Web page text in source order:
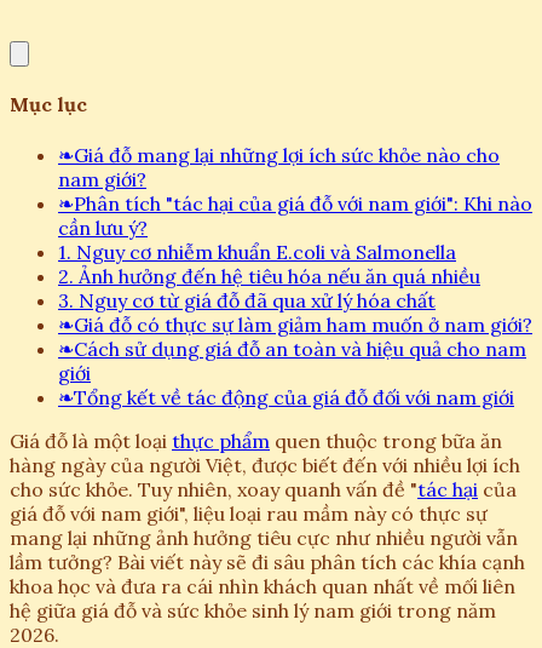
Mục lục
❧Giá đỗ mang lại những lợi ích sức khỏe nào cho
nam giới?
❧Phân tích "tác hại của giá đỗ với nam giới": Khi nào
cần lưu ý?
1. Nguy cơ nhiễm khuẩn E.coli và Salmonella
2. Ảnh hưởng đến hệ tiêu hóa nếu ăn quá nhiều
3. Nguy cơ từ giá đỗ đã qua xử lý hóa chất
❧Giá đỗ có thực sự làm giảm ham muốn ở nam giới?
❧Cách sử dụng giá đỗ an toàn và hiệu quả cho nam
giới
❧Tổng kết về tác động của giá đỗ đối với nam giới
Giá đỗ là một loại thực phẩm quen thuộc trong bữa ăn
hàng ngày của người Việt, được biết đến với nhiều lợi ích
cho sức khỏe. Tuy nhiên, xoay quanh vấn đề "tác hại của
giá đỗ với nam giới", liệu loại rau mầm này có thực sự
mang lại những ảnh hưởng tiêu cực như nhiều người vẫn
lầm tưởng? Bài viết này sẽ đi sâu phân tích các khía cạnh
khoa học và đưa ra cái nhìn khách quan nhất về mối liên
hệ giữa giá đỗ và sức khỏe sinh lý nam giới trong năm
2026.